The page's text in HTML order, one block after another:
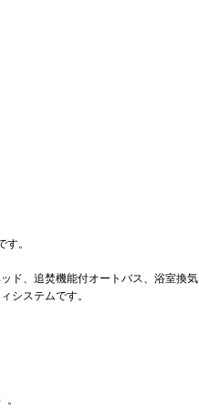
。
ド、追焚機能付オートバス、浴室換気
システムです。